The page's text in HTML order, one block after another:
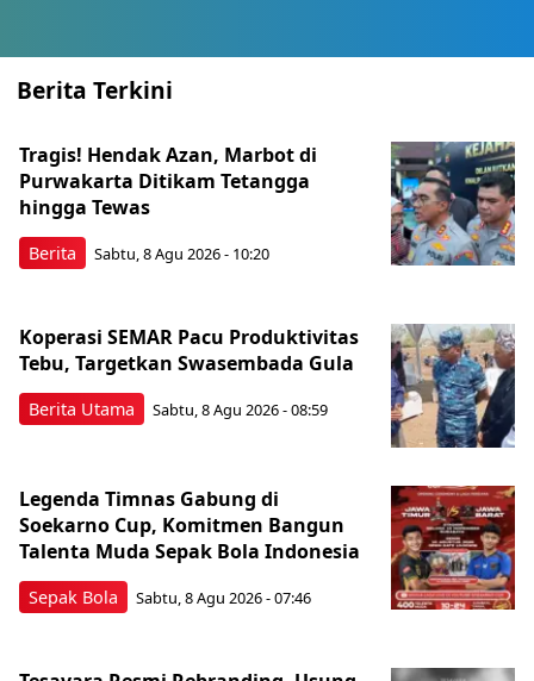
Berita Terkini
Berita
Tragis! Hendak Azan, Marbot di
Purwakarta Ditikam Tetangga
hingga Tewas
Sabtu, 8 Agu 2026 - 10:20
Berita Utama
Koperasi SEMAR Pacu Produktivitas
Tebu, Targetkan Swasembada Gula
Sabtu, 8 Agu 2026 - 08:59
Sepak Bola
Legenda Timnas Gabung di
Soekarno Cup, Komitmen Bangun
Talenta Muda Sepak Bola Indonesia
Sabtu, 8 Agu 2026 - 07:46